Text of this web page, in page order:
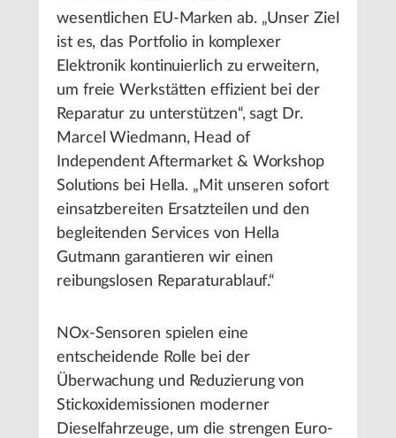
wesentlichen EU-Marken ab. „Unser Ziel
ist es, das Portfolio in komplexer
Elektronik kontinuierlich zu erweitern,
um freie Werkstätten effizient bei der
Reparatur zu unterstützen“, sagt Dr.
Marcel Wiedmann, Head of
Independent Aftermarket & Workshop
Solutions bei Hella. „Mit unseren sofort
einsatzbereiten Ersatzteilen und den
begleitenden Services von Hella
Gutmann garantieren wir einen
reibungslosen Reparaturablauf.“
NOx-Sensoren spielen eine
entscheidende Rolle bei der
Überwachung und Reduzierung von
Stickoxidemissionen moderner
Dieselfahrzeuge, um die strengen Euro-